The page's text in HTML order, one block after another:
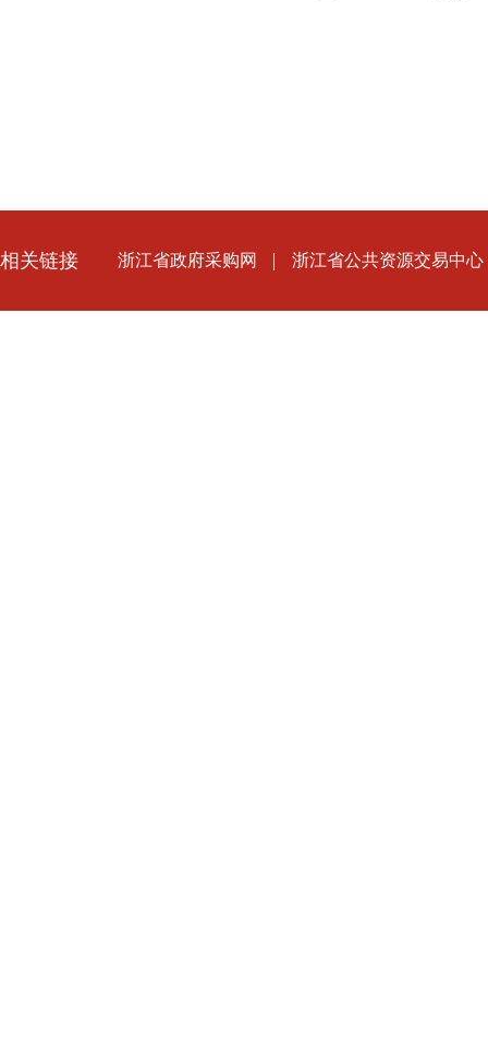
相关链接 浙江省政府采购网 浙江省公共资源交易中心